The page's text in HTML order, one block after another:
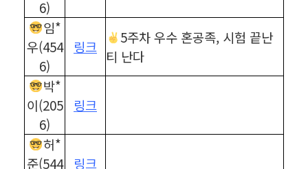
6)
임*
우(454
6)
링크
5주차 우수 혼공족, 시험 끝난
티 난다
박*
이(205
6)
링크
허*
준(544
링크